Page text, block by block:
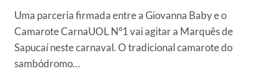
Uma parceria firmada entre a Giovanna Baby e o
Camarote CarnaUOL Nº1 vai agitar a Marquês de
Sapucaí neste carnaval. O tradicional camarote do
sambódromo…